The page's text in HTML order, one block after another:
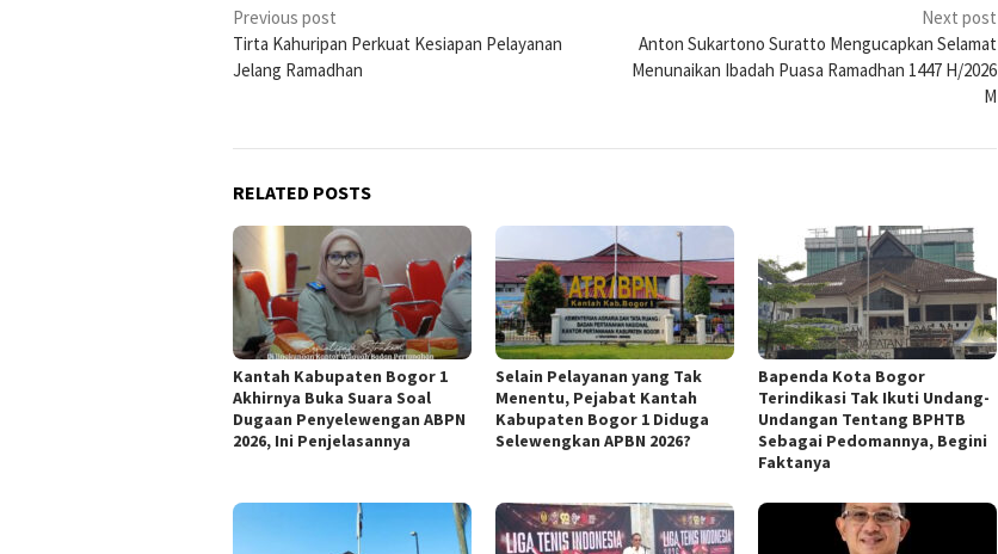
Post
navigation
Previous post
Tirta Kahuripan Perkuat Kesiapan Pelayanan
Jelang Ramadhan
Next post
Anton Sukartono Suratto Mengucapkan Selamat
Menunaikan Ibadah Puasa Ramadhan 1447 H/2026
M
RELATED POSTS
Kantah Kabupaten Bogor 1
Akhirnya Buka Suara Soal
Dugaan Penyelewengan ABPN
2026, Ini Penjelasannya
Selain Pelayanan yang Tak
Menentu, Pejabat Kantah
Kabupaten Bogor 1 Diduga
Selewengkan APBN 2026?
Bapenda Kota Bogor
Terindikasi Tak Ikuti Undang-
Undangan Tentang BPHTB
Sebagai Pedomannya, Begini
Faktanya